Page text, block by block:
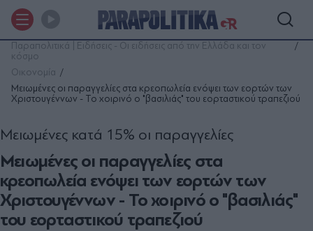
Παραπολιτικά | Ειδήσεις - Οι ειδήσεις από την Ελλάδα και τον
κόσμο
Οικονομία
Μειωμένες οι παραγγελίες στα κρεοπωλεία ενόψει των εορτών των
Χριστουγέννων - Το χοιρινό ο "βασιλιάς" του εορταστικού τραπεζιού
Μειωμένες οι παραγγελίες στα
κρεοπωλεία ενόψει των εορτών των
Χριστουγέννων - Το χοιρινό ο "βασιλιάς"
του εορταστικού τραπεζιού
Μειωμένες κατά 15% οι παραγγελίες